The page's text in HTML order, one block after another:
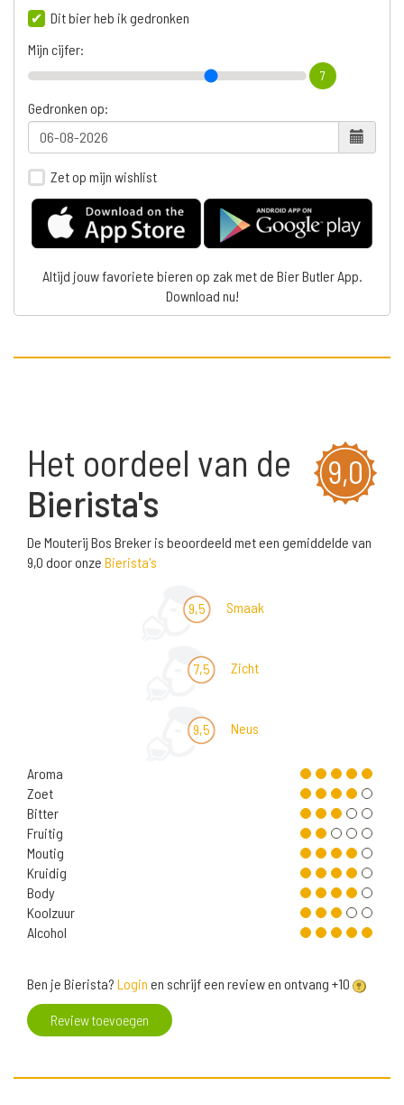
Dit bier heb ik gedronken
Mijn cijfer:
7
Gedronken op:
Zet op mijn wishlist
Altijd jouw favoriete bieren op zak met de Bier Butler App.
Download nu!
9,0
Het oordeel van de
Bierista's
De Mouterij Bos Breker is beoordeeld met een gemiddelde van
9,0 door onze Bierista's
9,5 Smaak
7,5 Zicht
9,5 Neus
Aroma
Zoet
Bitter
Fruitig
Moutig
Kruidig
Body
Koolzuur
Alcohol
Ben je Bierista? Login en schrijf een review en ontvang +10
Review toevoegen